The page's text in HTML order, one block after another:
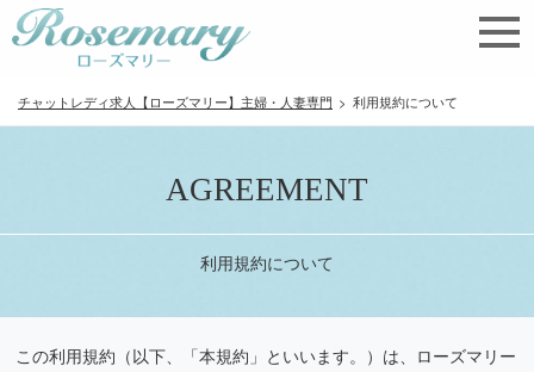
チャットレディ求人【ローズマリー】主婦・人妻専門 > 利用規約について
AGREEMENT
利用規約について
この利用規約（以下、「本規約」といいます。）は、ローズマリー